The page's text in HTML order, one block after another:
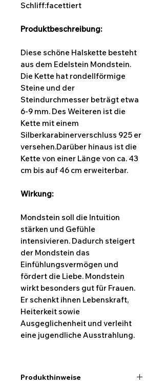
Schliff:facettiert
Produktbeschreibung:
Diese schöne Halskette besteht
aus dem Edelstein Mondstein.
Die Kette hat rondellförmige
Steine und der
Steindurchmesser beträgt etwa
6-9 mm. Des Weiteren ist die
Kette mit einem
Silberkarabinerverschluss 925 er
versehen.Darüber hinaus ist die
Kette von einer Länge von ca. 43
cm bis auf 46 cm erweiterbar.
Wirkung:
Mondstein soll die Intuition
stärken und Gefühle
intensivieren. Dadurch steigert
der Mondstein das
Einfühlungsvermögen und
fördert die Liebe. Mondstein
wirkt besonders gut für Frauen.
Er schenkt ihnen Lebenskraft,
Heiterkeit sowie
Ausgeglichenheit und verleiht
eine jugendliche Ausstrahlung.
Produkthinweise